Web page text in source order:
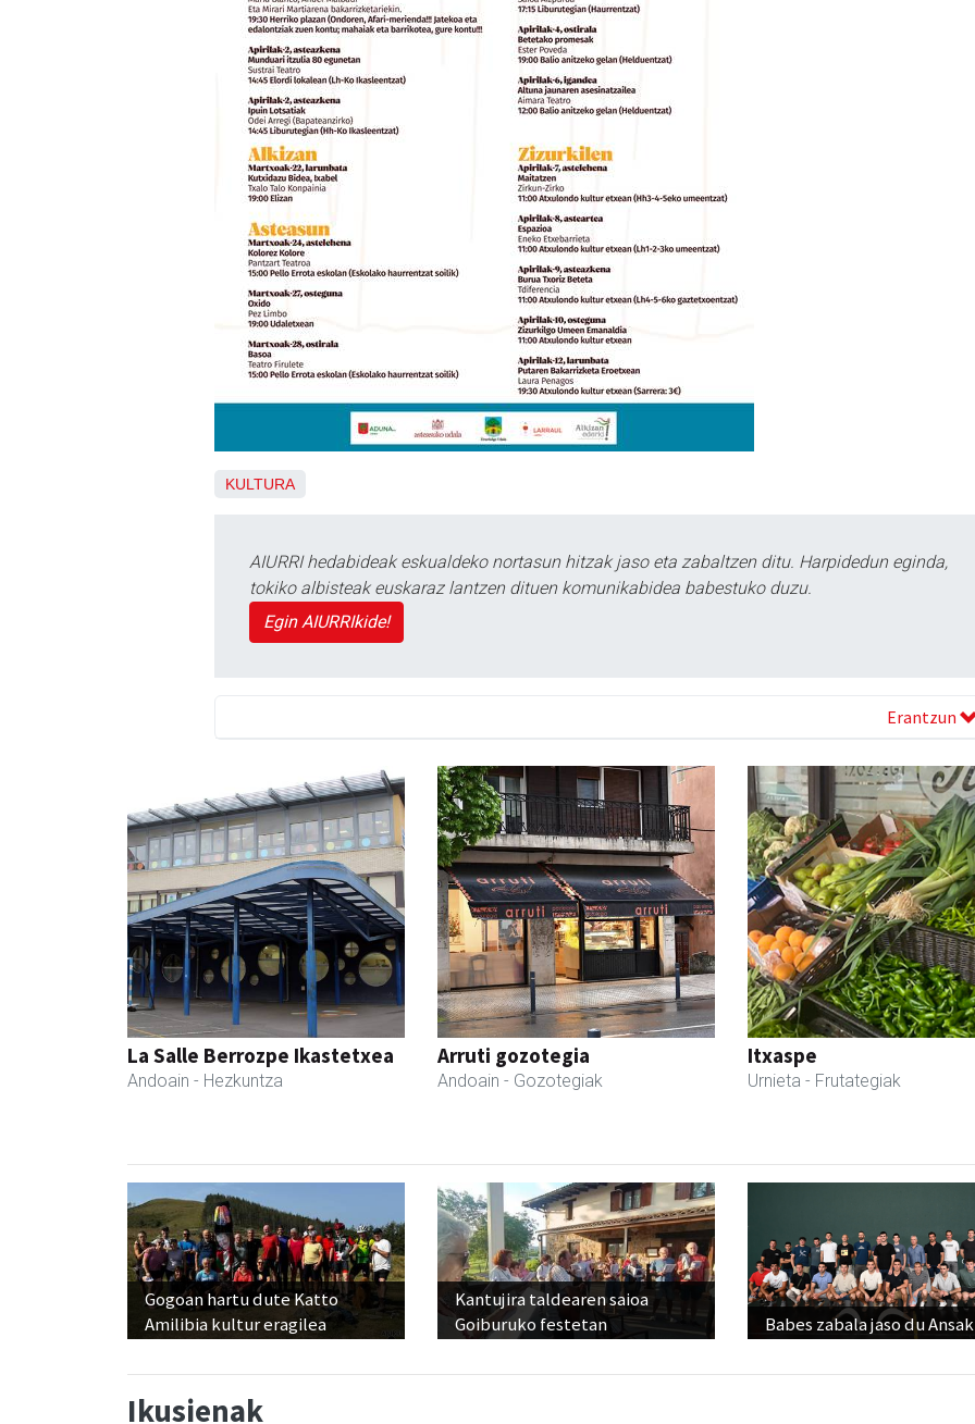
KULTURA
AIURRI hedabideak eskualdeko nortasun hitzak jaso eta zabaltzen ditu. Harpidedun eginda,
tokiko albisteak euskaraz lantzen dituen komunikabidea babestuko duzu.
Egin AIURRIkide!
Erantzun
La Salle Berrozpe Ikastetxea
Andoain - Hezkuntza
Arruti gozotegia
Andoain - Gozotegiak
Itxaspe
Urnieta - Frutategiak
Gogoan hartu dute Katto
Amilibia kultur eragilea
Kantujira taldearen saioa
Goiburuko festetan
Babes zabala jaso du Ansak
Ikusienak